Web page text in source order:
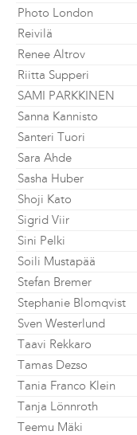
Photo London
Reivilä
Renee Altrov
Riitta Supperi
SAMI PARKKINEN
Sanna Kannisto
Santeri Tuori
Sara Ahde
Sasha Huber
Shoji Kato
Sigrid Viir
Sini Pelki
Soili Mustapää
Stefan Bremer
Stephanie Blomqvist
Sven Westerlund
Taavi Rekkaro
Tamas Dezso
Tania Franco Klein
Tanja Lönnroth
Teemu Mäki